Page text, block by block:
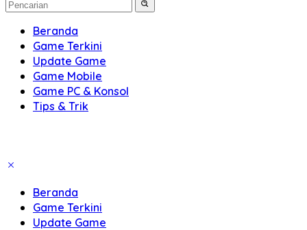
Beranda
Game Terkini
Update Game
Game Mobile
Game PC & Konsol
Tips & Trik
Beranda
Game Terkini
Update Game